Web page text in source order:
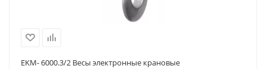
EKM- 6000.3/2 Весы электронные крановые